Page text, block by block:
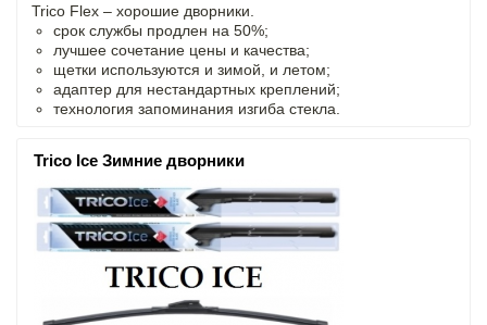
Trico Flex – хорошие дворники.
срок службы продлен на 50%;
лучшее сочетание цены и качества;
щетки используются и зимой, и летом;
адаптер для нестандартных креплений;
технология запоминания изгиба стекла.
Trico Ice Зимние дворники